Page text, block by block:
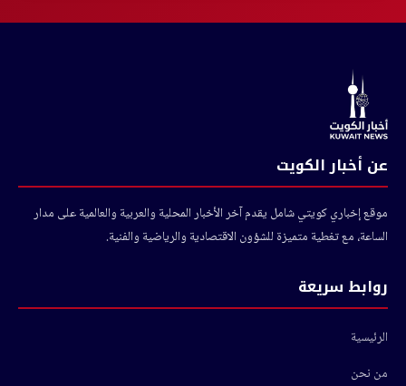
عن أخبار الكويت
موقع إخباري كويتي شامل يقدم آخر الأخبار المحلية والعربية والعالمية على مدار
الساعة، مع تغطية متميزة للشؤون الاقتصادية والرياضية والفنية.
روابط سريعة
الرئيسية
من نحن